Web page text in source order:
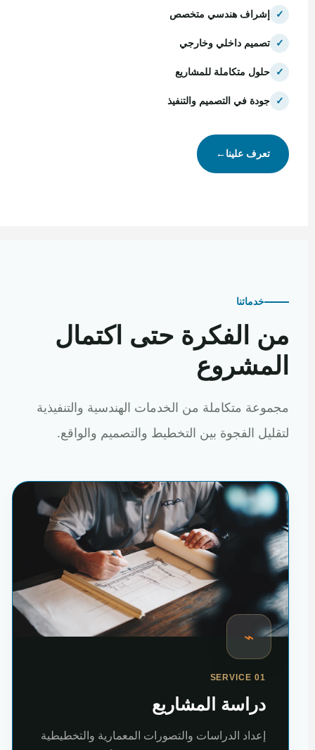
✓ إشراف هندسي متخصص
✓ تصميم داخلي وخارجي
✓ حلول متكاملة للمشاريع
✓ جودة في التصميم والتنفيذ
تعرف علينا←
خدماتنا
من الفكرة حتى اكتمال
المشروع
مجموعة متكاملة من الخدمات الهندسية والتنفيذية
لتقليل الفجوة بين التخطيط والتصميم والواقع.
⌁
SERVICE 01
دراسة المشاريع
إعداد الدراسات والتصورات المعمارية والتخطيطية